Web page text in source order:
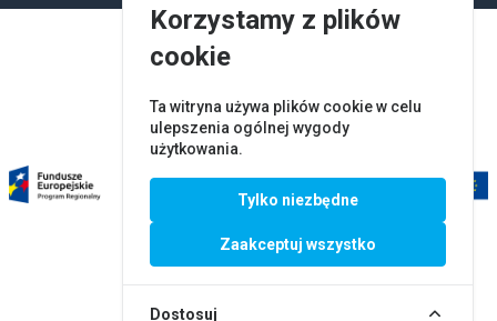
Korzystamy z plików
cookie
Ta witryna używa plików cookie w celu
ulepszenia ogólnej wygody
użytkowania.
Tylko niezbędne
Zaakceptuj wszystko
Dostosuj